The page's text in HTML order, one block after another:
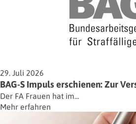
29. Juli 2026
BAG-S Impuls erschienen: Zur
Der FA Frauen hat im…
Mehr erfahren